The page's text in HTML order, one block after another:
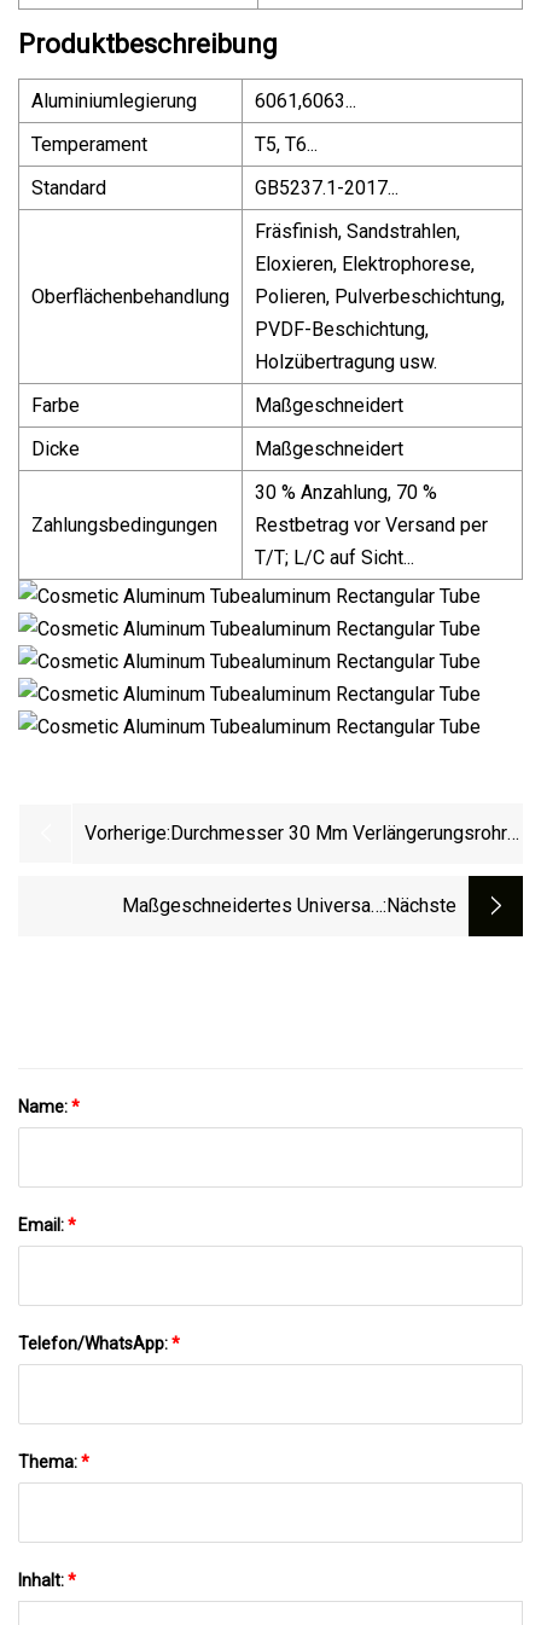
Produktbeschreibung
Aluminiumlegierung
6061,6063...
Temperament
T5, T6...
Standard
GB5237.1-2017...
Oberflächenbehandlung
Fräsfinish, Sandstrahlen,
Eloxieren, Elektrophorese,
Polieren, Pulverbeschichtung,
PVDF-Beschichtung,
Holzübertragung usw.
Farbe
Maßgeschneidert
Dicke
Maßgeschneidert
Zahlungsbedingungen
30 % Anzahlung, 70 %
Restbetrag vor Versand per
T/T; L/C auf Sicht...
Vorherige: Durchmesser 30 Mm Verlängerungsrohr
Teleskoprohr Mit Druckknopf
Maßgeschneidertes Universal-:nächste
Name:*
Email:*
Telefon/WhatsApp:*
Thema:*
Inhalt:*